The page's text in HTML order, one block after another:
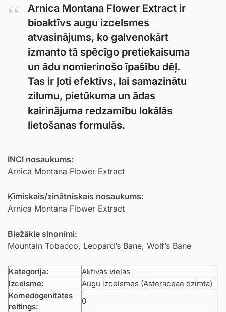
Arnica Montana Flower Extract ir
bioaktīvs augu izcelsmes
atvasinājums, ko galvenokārt
izmanto tā spēcīgo pretiekaisuma
un ādu nomierinošo īpašību dēļ.
Tas ir ļoti efektīvs, lai samazinātu
zilumu, pietūkuma un ādas
kairinājuma redzamību lokālās
lietošanas formulās.
INCI nosaukums:
Arnica Montana Flower Extract
Ķīmiskais/zinātniskais nosaukums:
Arnica Montana Flower Extract
Biežākie sinonīmi:
Mountain Tobacco, Leopard’s Bane, Wolf’s Bane
Kategorija:
Aktīvās vielas
Izcelsme:
Augu izcelsmes (Asteraceae dzimta)
Komedogenitātes
reitings:
0